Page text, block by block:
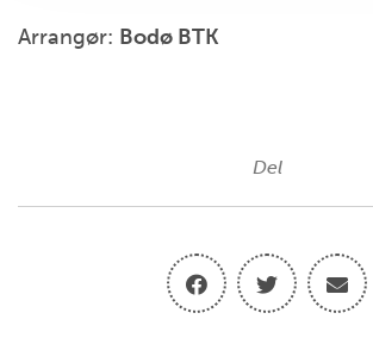
Arrangør: Bodø BTK
Del